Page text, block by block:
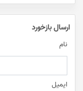
ارسال بازخورد
نام
ایمیل